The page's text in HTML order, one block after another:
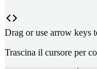
Drag or use arrow keys
Trascina il cursore per